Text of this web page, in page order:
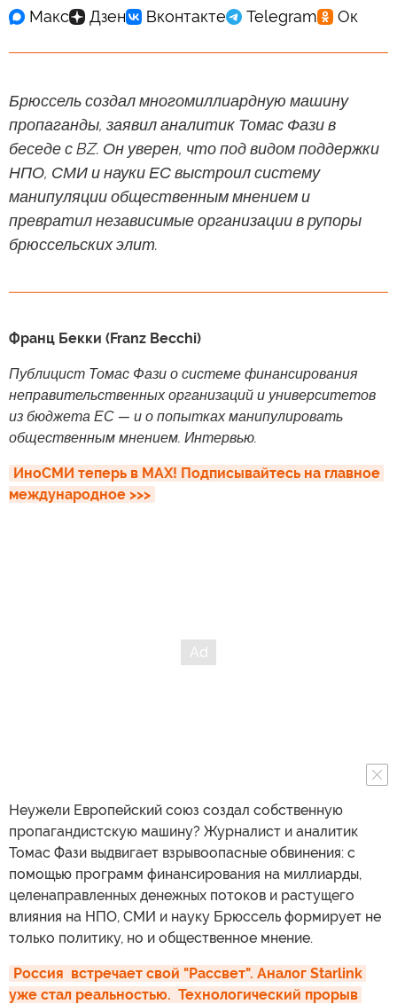
Брюссель создал многомиллиардную машину
пропаганды, заявил аналитик Томас Фази в
беседе с BZ. Он уверен, что под видом поддержки
НПО, СМИ и науки ЕС выстроил систему
манипуляции общественным мнением и
превратил независимые организации в рупоры
брюссельских элит.
Франц Бекки (Franz Becchi)
Публицист Томас Фази о системе финансирования
неправительственных организаций и университетов
из бюджета ЕС — и о попытках манипулировать
общественным мнением. Интервью.
ИноСМИ теперь в MAX! Подписывайтесь на главное
международное >>>
Неужели Европейский союз создал собственную
пропагандистскую машину? Журналист и аналитик
Томас Фази выдвигает взрывоопасные обвинения: с
помощью программ финансирования на миллиарды,
целенаправленных денежных потоков и растущего
влияния на НПО, СМИ и науку Брюссель формирует не
только политику, но и общественное мнение.
Россия  встречает свой "Рассвет". Аналог Starlink
уже стал реальностью.  Технологический прорыв